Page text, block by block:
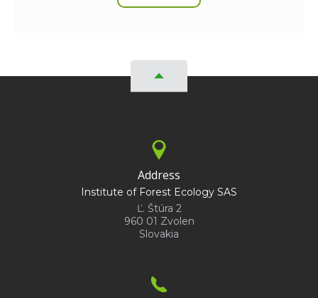
Address
Institute of Forest Ecology SAS
Ľ. Štúra 2
960 01 Zvolen
Slovakia